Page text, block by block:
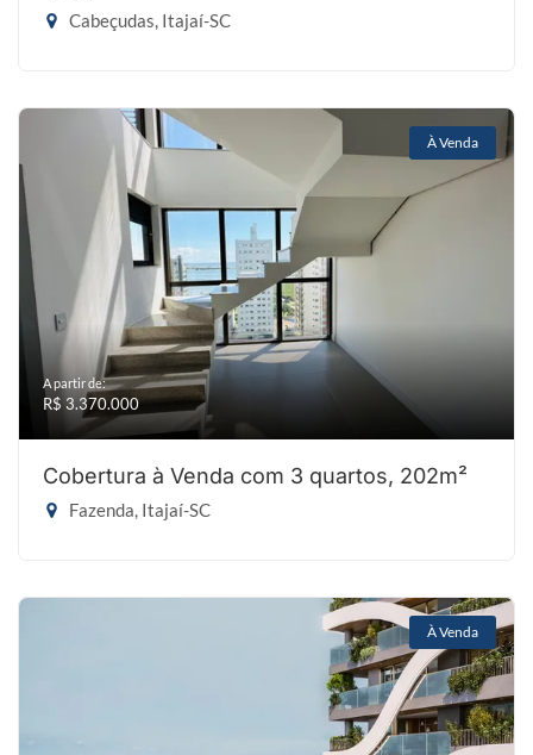
Cabeçudas, Itajaí-SC
À Venda
A partir de:
R$ 3.370.000
Cobertura à Venda com 3 quartos, 202m²
Fazenda, Itajaí-SC
À Venda